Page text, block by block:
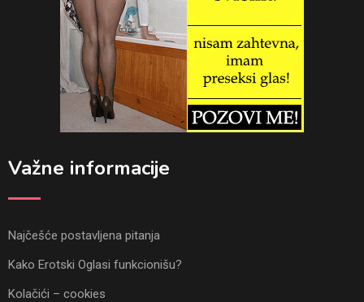
Važne informacije
Najčešće postavljena pitanja
Kako Erotski Oglasi funkcionišu?
Kolačići – cookies